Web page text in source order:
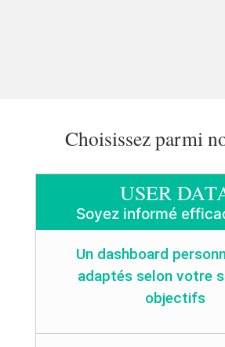
Choisissez parmi
USER
Soyez informé
Un dashboard
adaptés selon votre
objectifs